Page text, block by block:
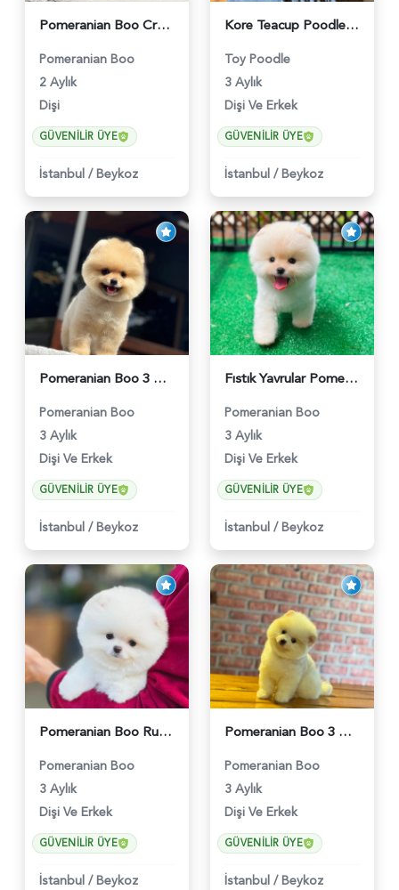
Pomeranian Boo Cream Beyaz Yavrumuz - 6251
Pomeranian Boo
2 Aylık
Dişi
GÜVENILIR ÜYE
İstanbul / Beykoz
Kore Teacup Poodle Bebekler - 6428
Toy Poodle
3 Aylık
Dişi Ve Erkek
GÜVENILIR ÜYE
İstanbul / Beykoz
Pomeranian Boo 3 Aylık Bebek Yavrular - 6178
Pomeranian Boo
3 Aylık
Dişi Ve Erkek
GÜVENILIR ÜYE
İstanbul / Beykoz
Fıstık Yavrular Pomeranian Boo - 6032
Pomeranian Boo
3 Aylık
Dişi Ve Erkek
GÜVENILIR ÜYE
İstanbul / Beykoz
Pomeranian Boo Ruhsatlı Çiftlikten - 6027
Pomeranian Boo
3 Aylık
Dişi Ve Erkek
GÜVENILIR ÜYE
İstanbul / Beykoz
Pomeranian Boo 3 Aylık Safkan Yavrularımız - 6022
Pomeranian Boo
3 Aylık
Dişi Ve Erkek
GÜVENILIR ÜYE
İstanbul / Beykoz